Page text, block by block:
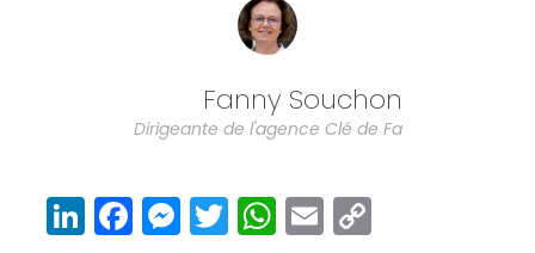
Fanny Souchon
Dirigeante de l'agence Clé de Fa
Li F
M T
W E